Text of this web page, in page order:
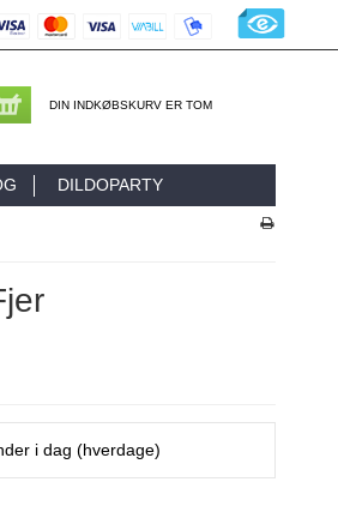
DIN INDKØBSKURV ER TOM
DILDOPARTY
i dag (hverdage)